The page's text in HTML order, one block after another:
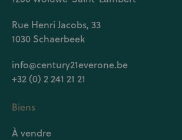
Rue Henri Jacobs, 33
1030 Schaerbeek
info@century21everone.be
+32 (0) 2 241 21 21
Biens
À vendre